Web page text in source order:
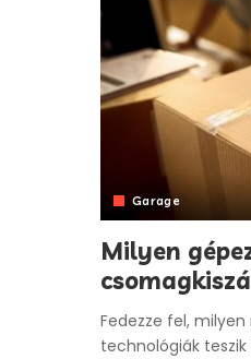
Garage
Milyen
Fedezze fel,
technológiák